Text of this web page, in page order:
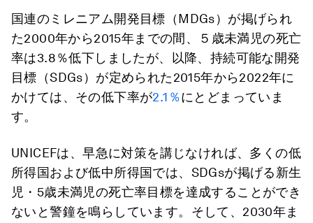
国連のミレニアム開発目標（MDGs）が掲げられ
た2000年から2015年までの間、５歳未満児の死亡
率は3.8％低下しましたが、以降、持続可能な開発
目標（SDGs）が定められた2015年から2022年に
かけては、その低下率が2.1％にとどまっていま
す。
UNICEFは、早急に対策を講じなければ、多くの低
所得国および低中所得国では、SDGsが掲げる新生
児・5歳未満児の死亡率目標を達成することができ
ないと警鐘を鳴らしています。そして、2030年ま